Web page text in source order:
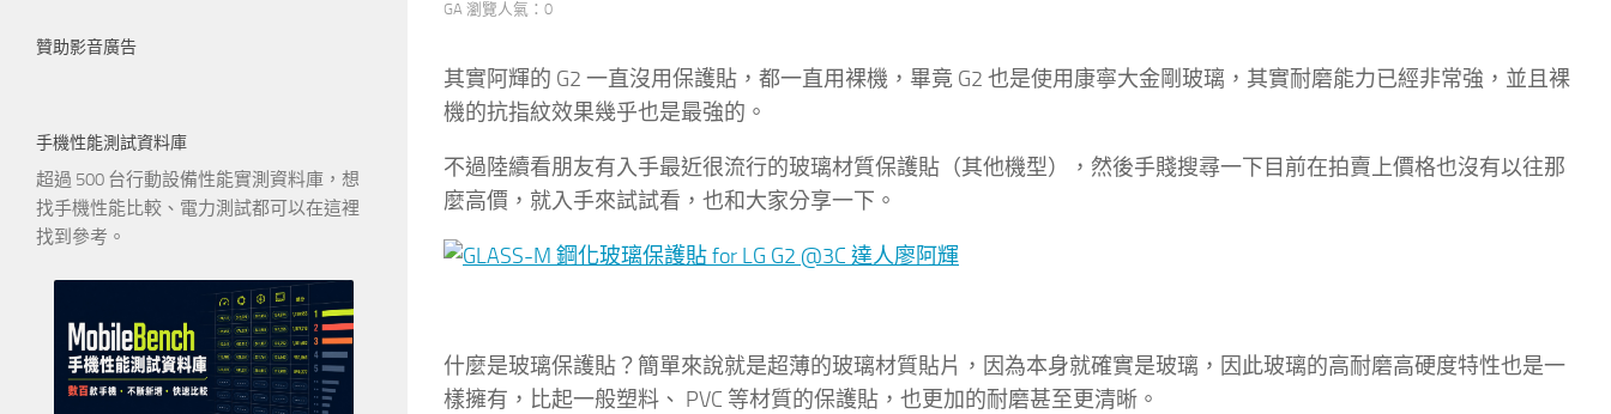
GA 瀏覽人氣：0
其實阿輝的 G2 一直沒用保護貼，都一直用裸機，畢竟 G2 也是使用康寧大金剛玻璃，其實耐磨能力已經非常強，並且裸
機的抗指紋效果幾乎也是最強的。
不過陸續看朋友有入手最近很流行的玻璃材質保護貼（其他機型），然後手賤搜尋一下目前在拍賣上價格也沒有以往那
麼高價，就入手來試試看，也和大家分享一下。
什麼是玻璃保護貼？簡單來說就是超薄的玻璃材質貼片，因為本身就確實是玻璃，因此玻璃的高耐磨高硬度特性也是一
樣擁有，比起一般塑料、 PVC 等材質的保護貼，也更加的耐磨甚至更清晰。
贊助影音廣告
手機性能測試資料庫
超過 500 台行動設備性能實測資料庫，想
找手機性能比較、電力測試都可以在這裡
找到參考。